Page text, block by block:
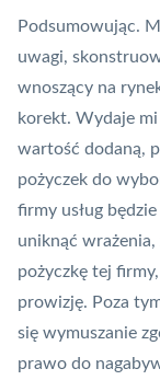
Podsumowując.
uwagi,
wnoszący na
korekt. Wydaje mi
wartość dodaną,
pożyczek do
firmy usług
uniknąć
pożyczkę tej
prowizję. Poza
się wymuszanie
prawo do